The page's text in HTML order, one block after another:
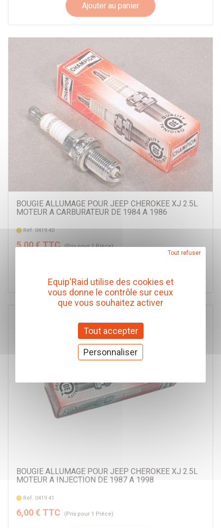
Ajouter au panier
BOUGIE ALLUMAGE POUR JEEP CHEROKEE XJ 2.5L
MOTEUR A CARBURATEUR DE 1984 A 1986
Réf. 0419.40
5,00 € TTC (Prix pour 1 Pièce)
BOUGIE ALLUMAGE POUR JEEP CHEROKEE XJ 2.5L
MOTEUR A INJECTION DE 1987 A 1998
Réf. 0419.41
6,00 € TTC (Prix pour 1 Pièce)
Equip'Raid utilise des cookies et
vous donne le contrôle sur ceux
que vous souhaitez activer
Tout accepter
Tout refuser
Personnaliser